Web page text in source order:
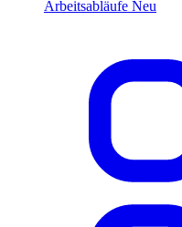
Arbeitsabläufe Neu